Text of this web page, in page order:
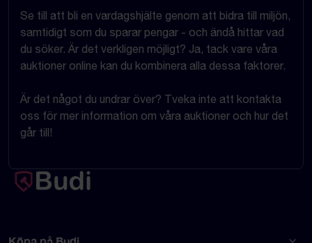
Se till att bli en vardagshjälte genom att bidra till miljön,
samtidigt som du sparar pengar - och ändå hittar vad
du söker. Är det verkligen möjligt? Ja, tack vare våra
auktioner online kan du kombinera alla dessa faktorer.
Är det något du undrar över? Tveka inte att kontakta
oss för mer information om våra auktioner och hur det
går till!